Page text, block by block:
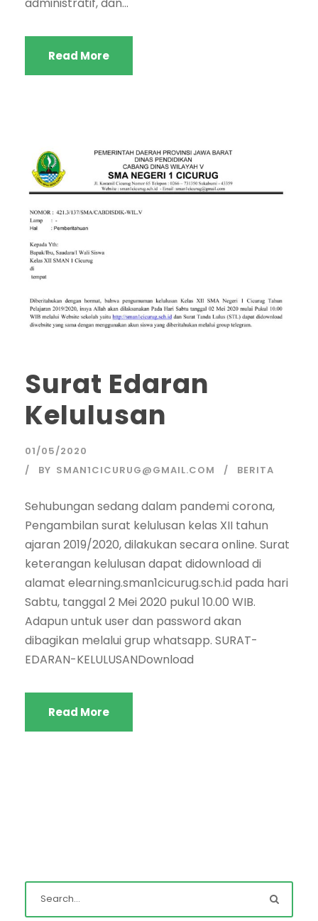
Read More
Surat Edaran
Kelulusan
01/05/2020
BY SMAN1CICURUG@GMAIL.COM BERITA
Sehubungan sedang dalam pandemi corona,
Pengambilan surat kelulusan kelas XII tahun
ajaran 2019/2020, dilakukan secara online. Surat
keterangan kelulusan dapat didownload di
alamat elearning.sman1cicurug.sch.id pada hari
Sabtu, tanggal 2 Mei 2020 pukul 10.00 WIB.
Adapun untuk user dan password akan
dibagikan melalui grup whatsapp. SURAT-
EDARAN-KELULUSANDownload
Read More